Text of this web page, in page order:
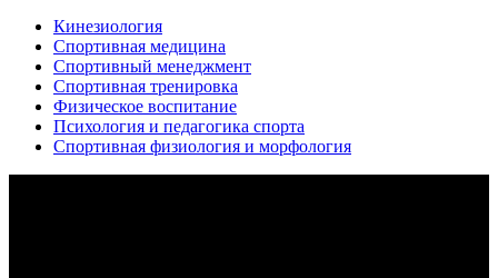
Кинезиология
Спортивная медицина
Спортивный менеджмент
Спортивная тренировка
Физическое воспитание
Психология и педагогика спорта
Спортивная физиология и морфология